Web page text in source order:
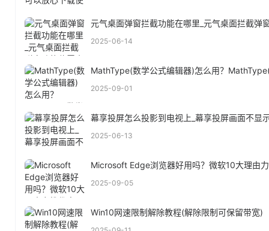
元气桌面弹窗拦截功能在哪里_元气桌面拦截弹
2025-06-14
MathType(数学公式编辑器)怎么用？
2025-09-01
幕享投屏怎么投影到电视上_幕享投屏画面不显
2025-06-13
Microsoft Edge浏览器好用吗？微软10大理由
2025-09-05
Win10网速限制解除教程(解除限制可保留带宽)